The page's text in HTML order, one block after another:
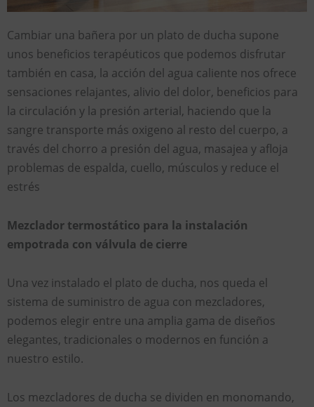
Cambiar una bañera por un plato de ducha supone
unos beneficios terapéuticos que podemos disfrutar
también en casa, la acción del agua caliente nos ofrece
sensaciones relajantes, alivio del dolor, beneficios para
la circulación y la presión arterial, haciendo que la
sangre transporte más oxigeno al resto del cuerpo, a
través del chorro a presión del agua, masajea y afloja
problemas de espalda, cuello, músculos y reduce el
estrés
Mezclador termostático para la instalación
empotrada con válvula de cierre
Una vez instalado el plato de ducha, nos queda el
sistema de suministro de agua con mezcladores,
podemos elegir entre una amplia gama de diseños
elegantes, tradicionales o modernos en función a
nuestro estilo.
Los mezcladores de ducha se dividen en monomando,